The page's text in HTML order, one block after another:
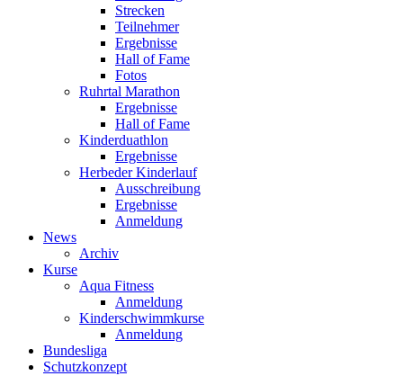
Strecken
Teilnehmer
Ergebnisse
Hall of Fame
Fotos
Ruhrtal Marathon
Ergebnisse
Hall of Fame
Kinderduathlon
Ergebnisse
Herbeder Kinderlauf
Ausschreibung
Ergebnisse
Anmeldung
News
Archiv
Kurse
Aqua Fitness
Anmeldung
Kinderschwimmkurse
Anmeldung
Bundesliga
Schutzkonzept